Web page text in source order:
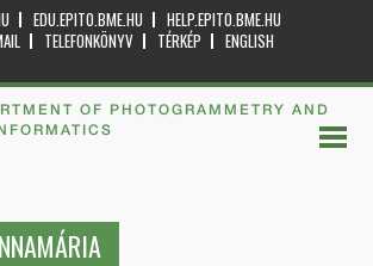
EDU.EPITO.BME.HU
HELP.EPITO.BME.HU
TELEFONKÖNYV TÉRKÉP
ENGLISH
OF PHOTOGRAMMETRY AND